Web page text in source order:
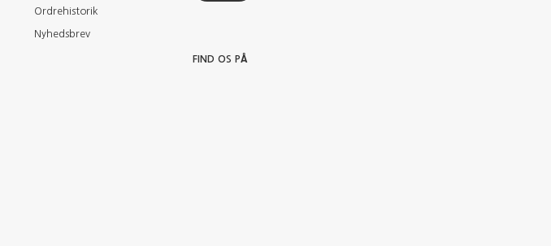
Ordrehistorik
Nyhedsbrev
FIND OS PÅ